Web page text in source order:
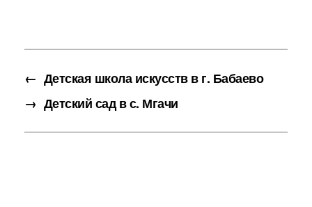
← Детская школа искусств в г. Бабаево
→ Детский сад в с. Мгачи